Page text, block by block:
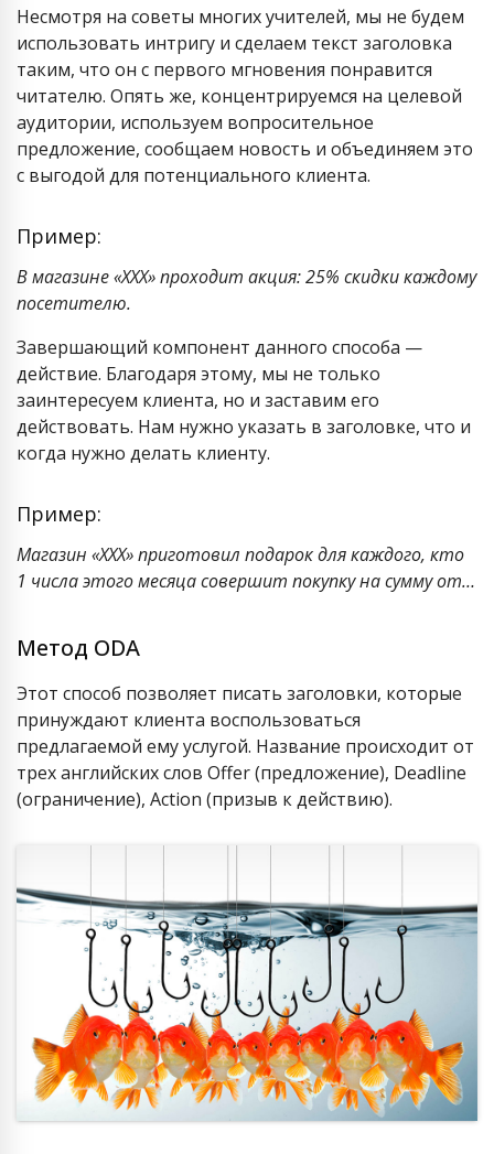
Несмотря на советы многих учителей, мы не будем
использовать интригу и сделаем текст заголовка
таким, что он с первого мгновения понравится
читателю. Опять же, концентрируемся на целевой
аудитории, используем вопросительное
предложение, сообщаем новость и объединяем это
с выгодой для потенциального клиента.
Пример:
В магазине «ХХХ» проходит акция: 25% скидки каждому
посетителю.
Завершающий компонент данного способа —
действие. Благодаря этому, мы не только
заинтересуем клиента, но и заставим его
действовать. Нам нужно указать в заголовке, что и
когда нужно делать клиенту.
Пример:
Магазин «ХХХ» приготовил подарок для каждого, кто
1 числа этого месяца совершит покупку на сумму от…
Метод ODA
Этот способ позволяет писать заголовки, которые
принуждают клиента воспользоваться
предлагаемой ему услугой. Название происходит от
трех английских слов Offer (предложение), Deadline
(ограничение), Action (призыв к действию).